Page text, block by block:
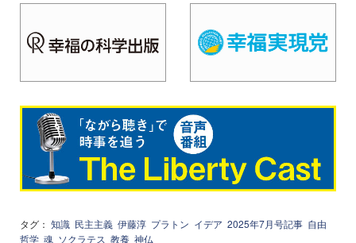
タグ： 知識 民主主義 伊藤淳 プラトン イデア 2025年7月号記事 自由
哲学 魂 ソクラテス 教養 神仏